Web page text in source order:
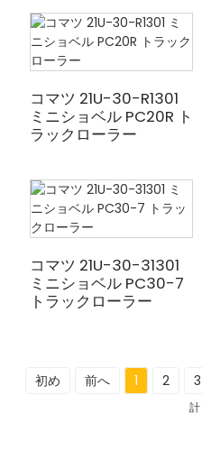
コマツ 21U-30-R1301
ミニショベル PC20R ト
ラックローラー
コマツ 21U-30-31301
ミニショベル PC30-7
トラックローラー
初め 前へ 1 2 3
計